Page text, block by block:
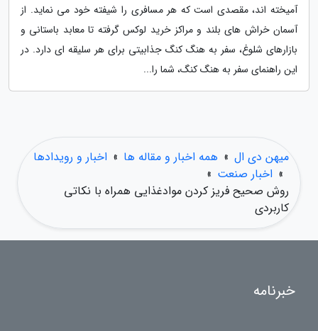
آمیخته اند، مقصدی است که هر مسافری را شیفته خود می نماید. از
آسمان خراش های بلند و مراکز خرید لوکس گرفته تا معابد باستانی و
بازارهای شلوغ، سفر به هنگ کنگ جذابیتی برای هر سلیقه ای دارد. در
این راهنمای سفر به هنگ کنگ، شما را...
میهن دی ال » همه اخبار و مقاله ها » اخبار و رویدادها
» اخبار صنعت »
روش صحیح فریز کردن موادغذایی همراه با نکاتی
کاربردی
خبرنامه